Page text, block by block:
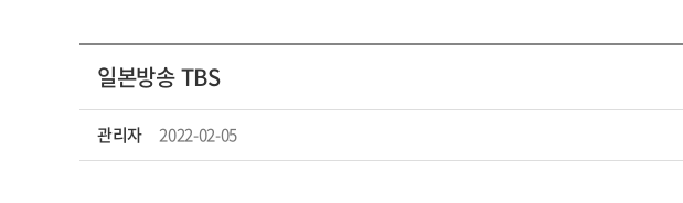
일본방송 TBS
관리자 2022-02-05